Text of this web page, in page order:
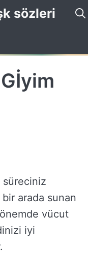
sözleri
süreciniz
bir arada sunan
vücut
iyi